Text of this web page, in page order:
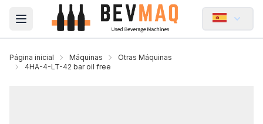
Open main menu
Página inicial Máquinas
Otras Máquinas
4HA-4-LT-42 bar oil free